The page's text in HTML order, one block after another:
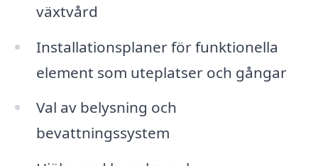
växtvård
Installationsplaner för funktionella
element som uteplatser och gångar
Val av belysning och
bevattningssystem